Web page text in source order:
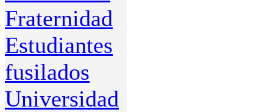
Fraternidad
Estudiantes
fusilados
Universidad